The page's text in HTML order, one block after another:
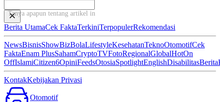
Tanya apapun tentang artikel ini...
Berita UtamaCek FaktaTerkiniTerpopulerRekomendasi
NewsBisnisShowBizBolaLifestyleKesehatanTeknoOtomotifCek
FaktaEnam PlusSahamCryptoTVFotoRegionalGlobalHotOn
OffIslamiCitizen6OpiniFeedsOtosiaSpotlightEnglishDisabilitasBerita
KontakKebijakan Privasi
Otomotif